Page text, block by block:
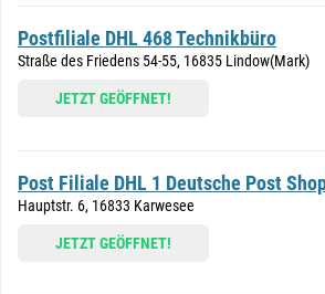
Postfiliale DHL 468 Technikbüro
Straße des Friedens 54-55, 16835 Lindow(Mark)
JETZT GEÖFFNET!
Post Filiale DHL 1 Deutsche Post
Hauptstr. 6, 16833 Karwesee
JETZT GEÖFFNET!